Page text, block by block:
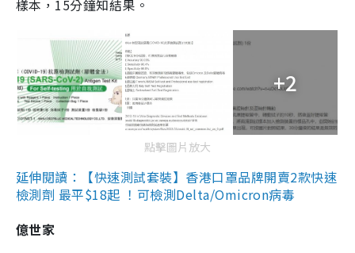
樣本，15分鐘知結果。
+2
點擊圖片放大
延伸閱讀：【快速測試套裝】香港口罩品牌開賣2款快速
檢測劑 最平$18起 ！可檢測Delta/Omicron病毒
億世家